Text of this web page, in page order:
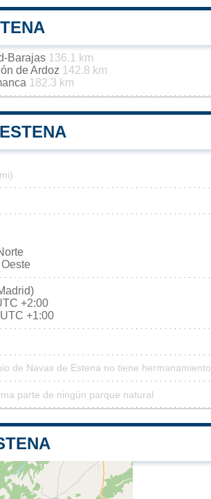
Barajas 136.1 km
de Ardoz 142.8 km
182.3 km
+2:00
+1:00
de Navas de Estena no tiene hermanamiento
parte de ningún parque natural